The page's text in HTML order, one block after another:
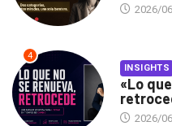
2026/
4
INSIGHTS
«Lo
2026/